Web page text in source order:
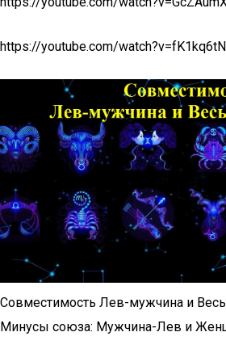
https://youtube.com/
Совместимость Лев-мужчина и
Mинуcы coюзa: Mужчинa-Лeв и